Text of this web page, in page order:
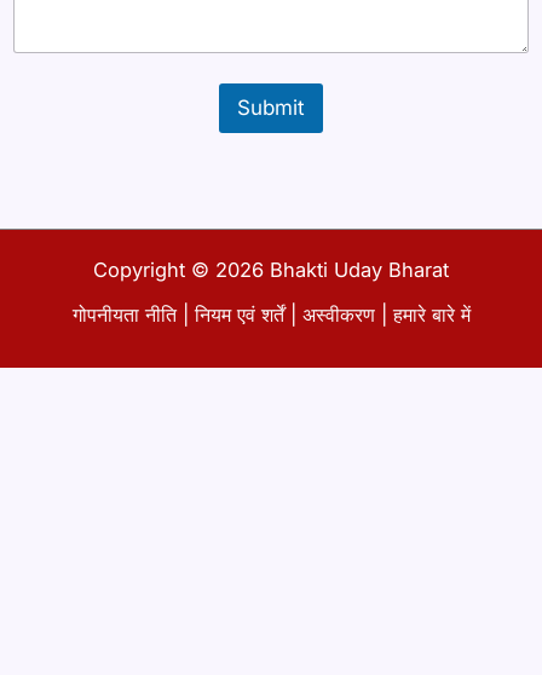
डी
Submit
Copyright © 2026 Bhakti Uday Bharat
गोपनीयता नीति|नियम एवं शर्तें| अस्वीकरण |हमारे बारे में